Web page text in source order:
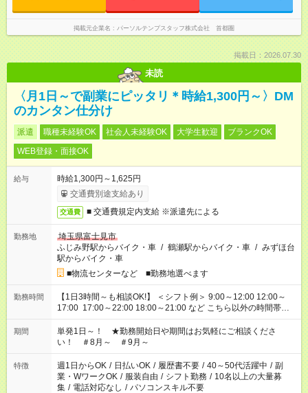
掲載元企業名 パーソルテンプスタッフ株式会社 首都圏
掲載日：2026.07.30
未読
〈月1日～で副業にピッタリ＊時給1,300円～〉DM
のカンタン仕分け
派遣 職種未経験OK 社会人未経験OK 大学生歓迎
ブランクOK
WEB登録・面接OK
給与
時給1,300円～1,625円
交通費別途支給あり
交通費 ■ 交通費規定内支給 ※派遣先による
勤務地
埼玉県富士見市
ふじみ野駅からバイク・車 / 鶴瀬駅からバイク・車 / みずほ台
駅からバイク・車
■物流センターなど ■勤務地選べます
勤務時間
【1日3時間～も相談OK!】 ＜シフト例＞ 9:00～12:00 12:00～
17:00 17:00～22:00 18:00～21:00 など こちら以外の時間帯も
お気軽にご相談ください！
期間
単発1日～！ ★勤務開始日や期間はお気軽にご相談くださ
い！ ＃8月～ ＃9月～
特徴 週1日からOK / 日払いOK / 履歴書不要 / 40～50代活躍中 / 副
業・WワークOK / 服装自由 / シフト勤務 / 10名以上の大量募
集 / 電話対応なし / パソコンスキル不要